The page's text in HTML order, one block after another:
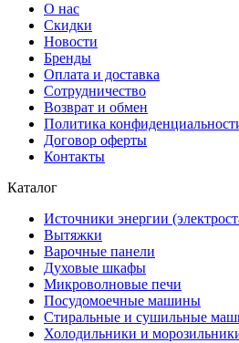
О нас
Скидки
Новости
Бренды
Оплата и доставка
Сотрудничество
Возврат и обмен
Политика
Договор оферты
Контакты
Каталог
Источники энергии
Вытяжки
Варочные панели
Духовые шкафы
Микроволновые печи
Посудомоечные машины
Стиральные и сушильные
Холодильники и